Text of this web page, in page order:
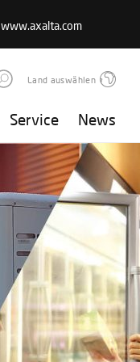
www.axalta.com
Land auswählen
Service News